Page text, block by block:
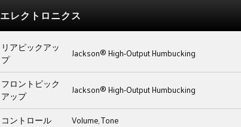
エレクトロニクス
リアピックアッ
プ
Jackson® High-Output Humbucking
フロントピック
アップ
Jackson® High-Output Humbucking
コントロール
Volume, Tone